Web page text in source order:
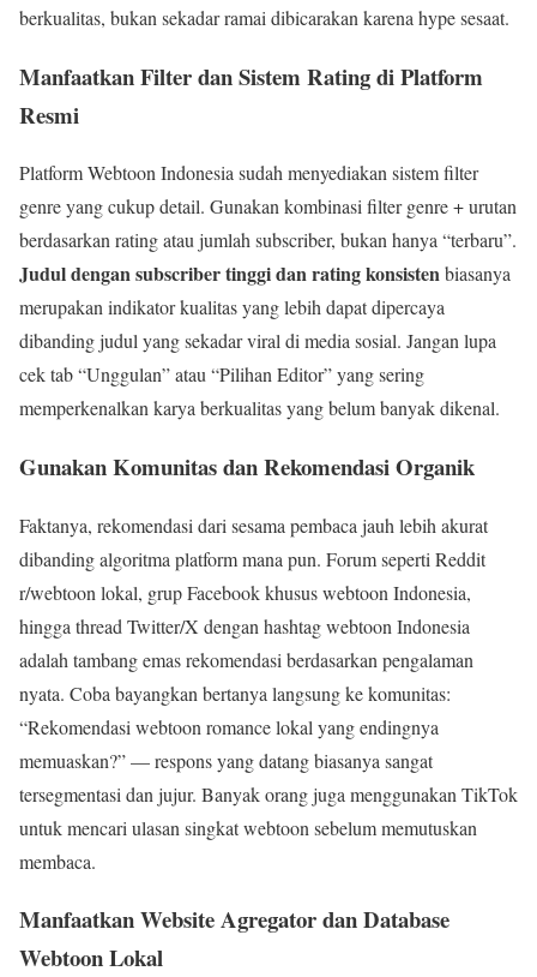
berkualitas, bukan sekadar ramai dibicarakan karena hype sesaat.
Manfaatkan Filter dan Sistem Rating di Platform
Resmi
Platform Webtoon Indonesia sudah menyediakan sistem filter
genre yang cukup detail. Gunakan kombinasi filter genre + urutan
berdasarkan rating atau jumlah subscriber, bukan hanya “terbaru”.
Judul dengan subscriber tinggi dan rating konsistenbiasanya
merupakan indikator kualitas yang lebih dapat dipercaya
dibanding judul yang sekadar viral di media sosial. Jangan lupa
cek tab “Unggulan” atau “Pilihan Editor” yang sering
memperkenalkan karya berkualitas yang belum banyak dikenal.
Gunakan Komunitas dan Rekomendasi Organik
Faktanya, rekomendasi dari sesama pembaca jauh lebih akurat
dibanding algoritma platform mana pun. Forum seperti Reddit
r/webtoon lokal, grup Facebook khusus webtoon Indonesia,
hingga thread Twitter/X dengan hashtag webtoon Indonesia
adalah tambang emas rekomendasi berdasarkan pengalaman
nyata. Coba bayangkan bertanya langsung ke komunitas:
“Rekomendasi webtoon romance lokal yang endingnya
memuaskan?” — respons yang datang biasanya sangat
tersegmentasi dan jujur. Banyak orang juga menggunakan TikTok
untuk mencari ulasan singkat webtoon sebelum memutuskan
membaca.
Manfaatkan Website Agregator dan Database
Webtoon Lokal